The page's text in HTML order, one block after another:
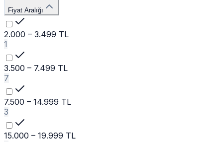
Fiyat Aralığı
2.000 – 3.499 TL
1
3.500 – 7.499 TL
7
7.500 – 14.999 TL
3
15.000 – 19.999 TL